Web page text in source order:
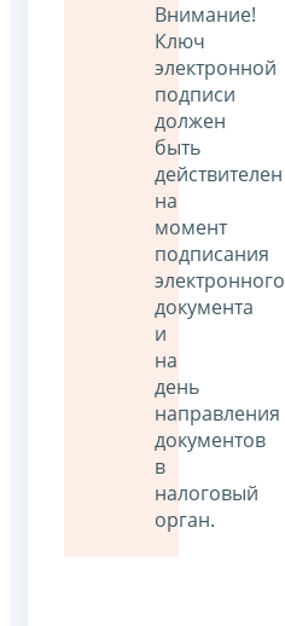
Внимание!
Ключ
электронной
подписи
должен
быть
действителен
на
момент
подписания
электронного
документа
и
на
день
направления
документов
в
налоговый
орган.